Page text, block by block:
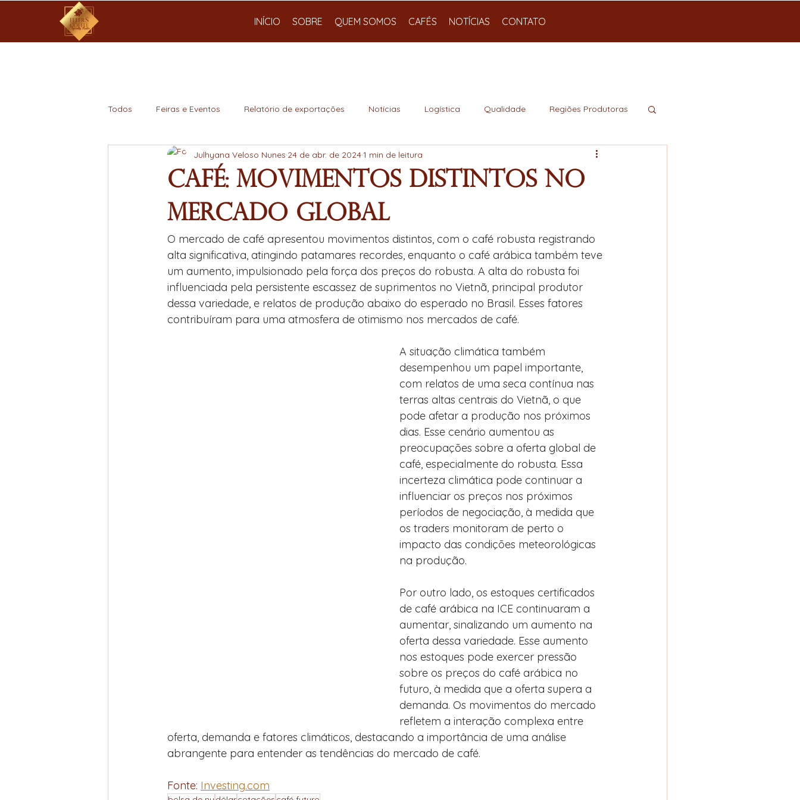
INÍCIO SOBRE QUEM SOMOS CAFÉS NOTÍCIAS CONTATO
Todos Feiras e Eventos Relatório de exportações Notícias Logística Qualidade Regiões Produtoras
Café: Movimentos Distintos no
Mercado Global
Julhyana Veloso Nunes 24 de abr. de 20241 min de leitura
O mercado de café apresentou movimentos distintos, com o café robusta registrando
alta significativa, atingindo patamares recordes, enquanto o café arábica também teve
um aumento, impulsionado pela força dos preços do robusta. A alta do robusta foi
influenciada pela persistente escassez de suprimentos no Vietnã, principal produtor
dessa variedade, e relatos de produção abaixo do esperado no Brasil. Esses fatores
contribuíram para uma atmosfera de otimismo nos mercados de café.
A situação climática também
desempenhou um papel importante,
com relatos de uma seca contínua nas
terras altas centrais do Vietnã, o que
pode afetar a produção nos próximos
dias. Esse cenário aumentou as
preocupações sobre a oferta global de
café, especialmente do robusta. Essa
incerteza climática pode continuar a
influenciar os preços nos próximos
períodos de negociação, à medida que
os traders monitoram de perto o
impacto das condições meteorológicas
na produção.
Por outro lado, os estoques certificados
de café arábica na ICE continuaram a
aumentar, sinalizando um aumento na
oferta dessa variedade. Esse aumento
nos estoques pode exercer pressão
sobre os preços do café arábica no
futuro, à medida que a oferta supera a
demanda. Os movimentos do mercado
refletem a interação complexa entre
oferta, demanda e fatores climáticos, destacando a importância de uma análise
abrangente para entender as tendências do mercado de café.
Fonte: Investing.com